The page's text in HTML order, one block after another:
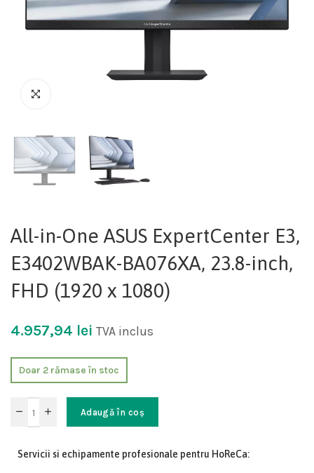
All-in-One ASUS ExpertCenter E3,
E3402WBAK-BA076XA, 23.8-inch,
FHD (1920 x 1080)
4.957,94 lei TVA inclus
Doar 2 rămase în stoc
Adaugă în coș
Servicii si echipamente profesionale pentru HoReCa: